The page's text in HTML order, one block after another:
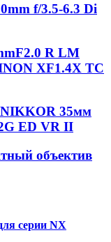
f/3.5-6.3 Di
R LM
XF1.4X TC
35мм
ED VR II
объектив
серии NX